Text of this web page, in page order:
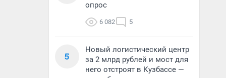
опрос
6 082 5
5
Новый логистический центр
за 2 млрд рублей и мост для
него отстроят в Кузбассе —